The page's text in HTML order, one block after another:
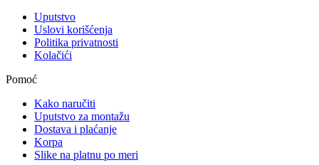
Uputstvo
Uslovi korišćenja
Politika privatnosti
Kolačići
Pomoć
Kako naručiti
Uputstvo za montažu
Dostava i plaćanje
Korpa
Slike na platnu po meri